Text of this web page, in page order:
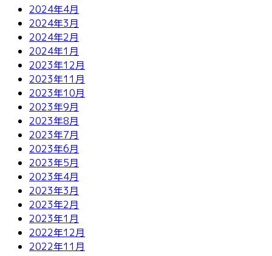
2024年4月
2024年3月
2024年2月
2024年1月
2023年12月
2023年11月
2023年10月
2023年9月
2023年8月
2023年7月
2023年6月
2023年5月
2023年4月
2023年3月
2023年2月
2023年1月
2022年12月
2022年11月